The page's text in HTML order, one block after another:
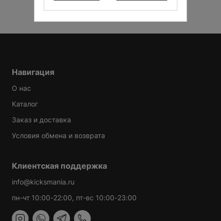
Навигация
О нас
Каталог
Заказ и доставка
Условия обмена и возврата
Клиентская поддержка
info@kicksmania.ru
пн-чт 10:00-22:00, пт-вс 10:00-23:00
СДЕЛАТЬ ЗАКАЗ
Информация будет послана на Ваш новый
электронный адрес